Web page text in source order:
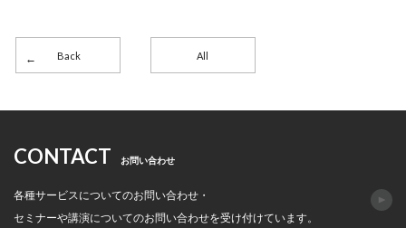
Back All
CONTACT お問い合わせ
各種サービスについてのお問い合わせ・
セミナーや講演についてのお問い合わせを受け付けています。